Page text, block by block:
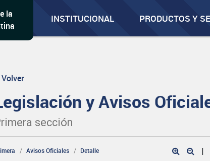
la
INSTITUCIONAL PRODUCTOS Y
Volver
y Avisos
sección
Avisos Oficiales Detalle |